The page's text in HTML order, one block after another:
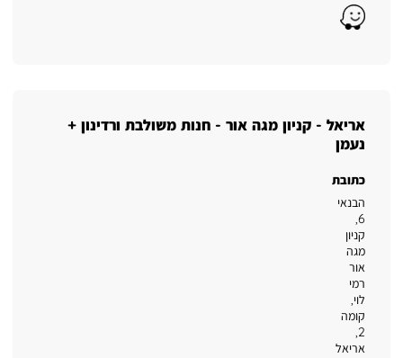
Waze
אריאל - קניון מגה אור - חנות משולבת ורדינון +
נעמן
כתובת
הבנאי
6,
קניון
מגה
אור
רמי
לוי,
קומה
2
,
אריאל